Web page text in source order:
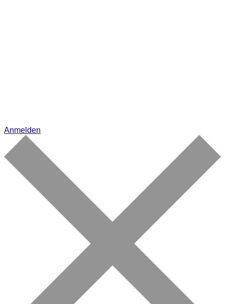
Anmelden